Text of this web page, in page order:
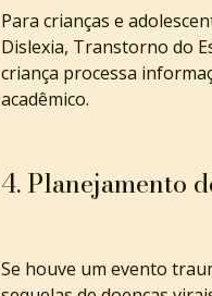
Para crianças e
Dislexia, Transtorno do
criança processa
acadêmico.
4. Planejamento
Se houve um evento